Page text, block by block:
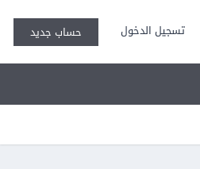
تسجيل الدخول حساب جديد